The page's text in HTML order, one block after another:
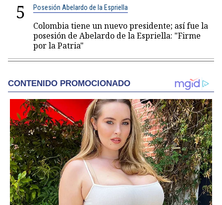
5 Posesión Abelardo de la Espriella
Colombia tiene un nuevo presidente; así fue la
posesión de Abelardo de la Espriella: "Firme
por la Patria"